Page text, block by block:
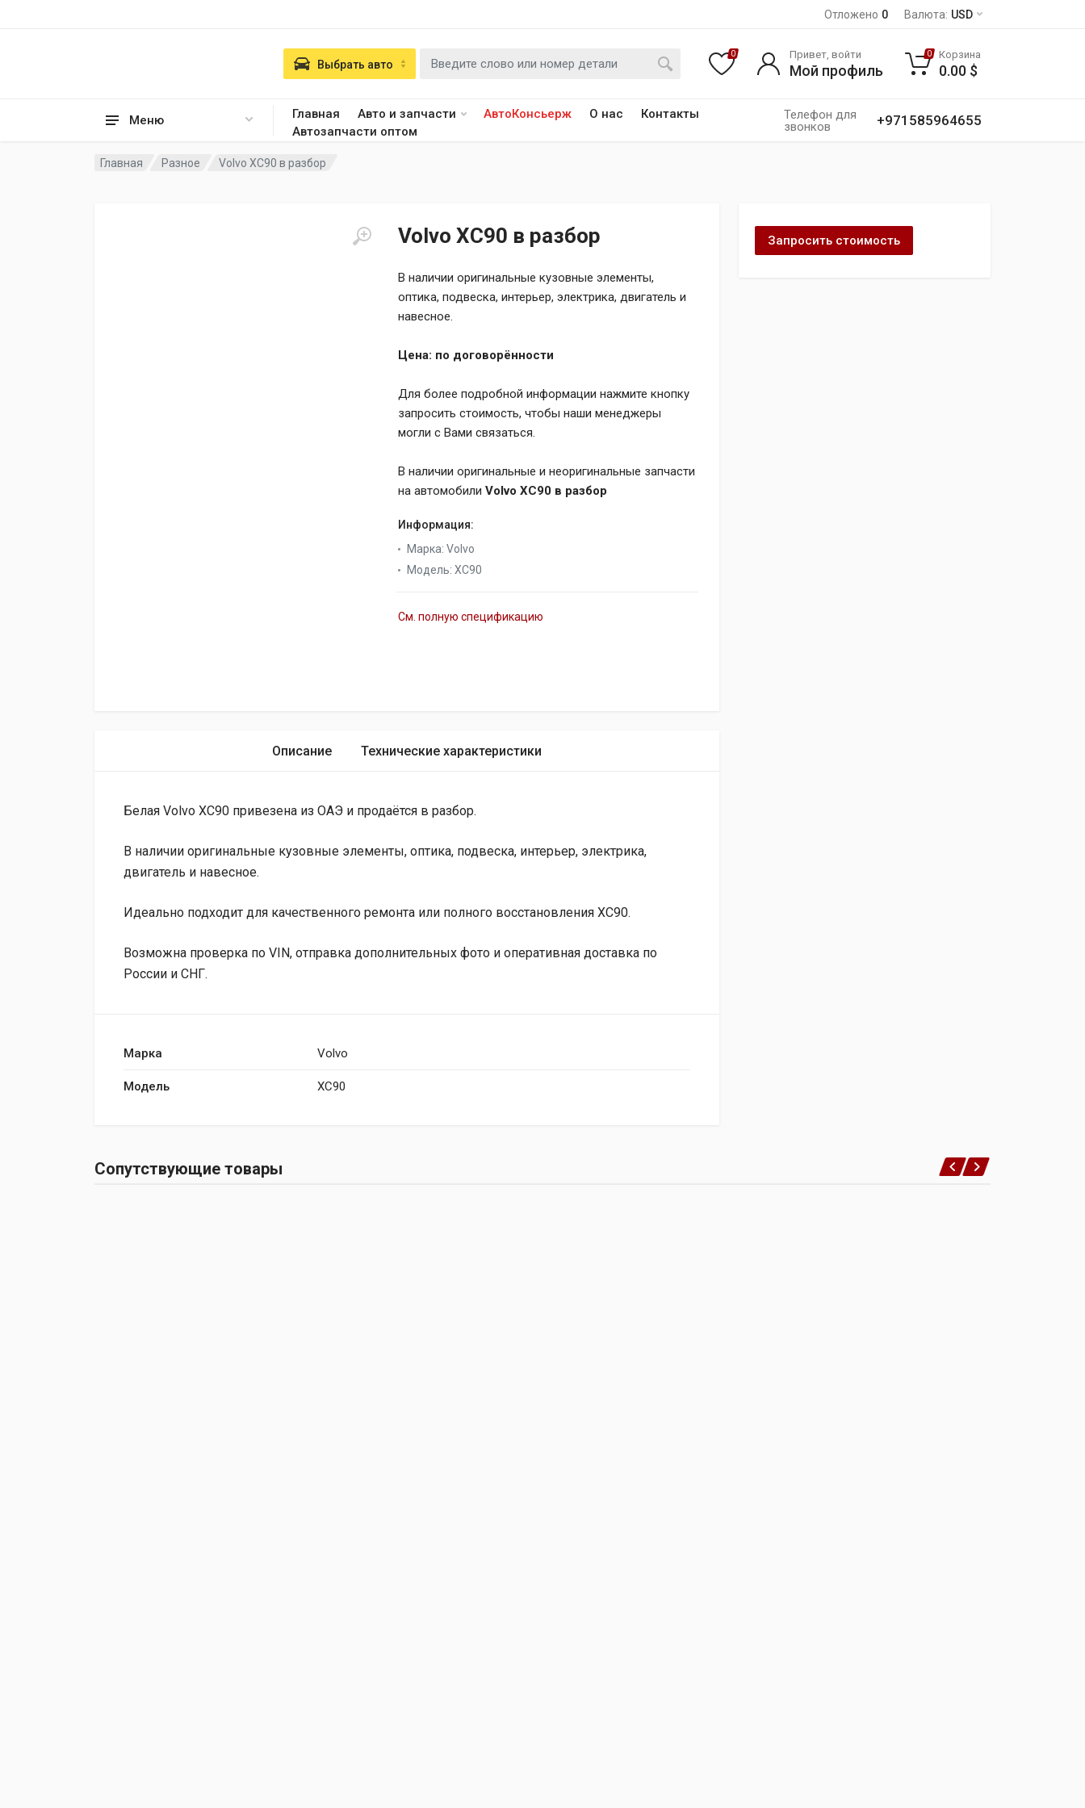
Отложено 0 Валюта: USD
Меню Главная Авто и запчасти АвтоКонсьерж О нас
Контакты
Автозапчасти оптом
Телефон для
звонков
+971585964655
Выбрать авто
0 Привет, войти
Мой профиль
0 Корзина
0.00 $
Главная Разное Volvo XC90 в разбор
Volvo XC90 в разбор
В наличии оригинальные кузовные элементы,
оптика, подвеска, интерьер, электрика, двигатель и
навесное.
Цена: по договорённости
Для более подробной информации нажмите кнопку
запросить стоимость, чтобы наши менеджеры
могли с Вами связаться.
В наличии оригинальные и неоригинальные запчасти
на автомобили Volvo XC90 в разбор
Информация:
Марка: Volvo
Модель: XC90
См. полную спецификацию
Запросить стоимость
Описание Технические характеристики
Белая Volvo XC90 привезена из ОАЭ и продаётся в разбор.
В наличии оригинальные кузовные элементы, оптика, подвеска, интерьер, электрика,
двигатель и навесное.
Идеально подходит для качественного ремонта или полного восстановления XC90.
Возможна проверка по VIN, отправка дополнительных фото и оперативная доставка по
России и СНГ.
Марка Volvo
Модель XC90
Сопутствующие товары